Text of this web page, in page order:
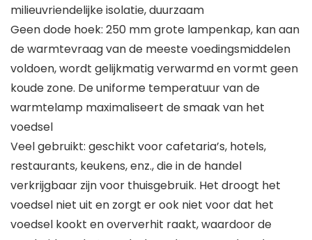
milieuvriendelijke isolatie, duurzaam
Geen dode hoek: 250 mm grote lampenkap, kan aan
de warmtevraag van de meeste voedingsmiddelen
voldoen, wordt gelijkmatig verwarmd en vormt geen
koude zone. De uniforme temperatuur van de
warmtelamp maximaliseert de smaak van het
voedsel
Veel gebruikt: geschikt voor cafetaria’s, hotels,
restaurants, keukens, enz., die in de handel
verkrijgbaar zijn voor thuisgebruik. Het droogt het
voedsel niet uit en zorgt er ook niet voor dat het
voedsel kookt en oververhit raakt, waardoor de